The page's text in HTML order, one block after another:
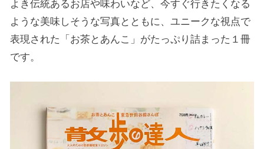
よき伝統あるお店や味わいなど、今すぐ行きたくなる
ような美味しそうな写真とともに、ユニークな視点で
表現された「お茶とあんこ」がたっぷり詰まった１冊
です。